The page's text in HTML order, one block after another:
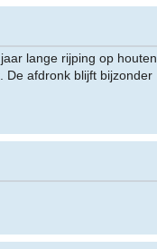
lange rijping op houten
De afdronk blijft bijzonder